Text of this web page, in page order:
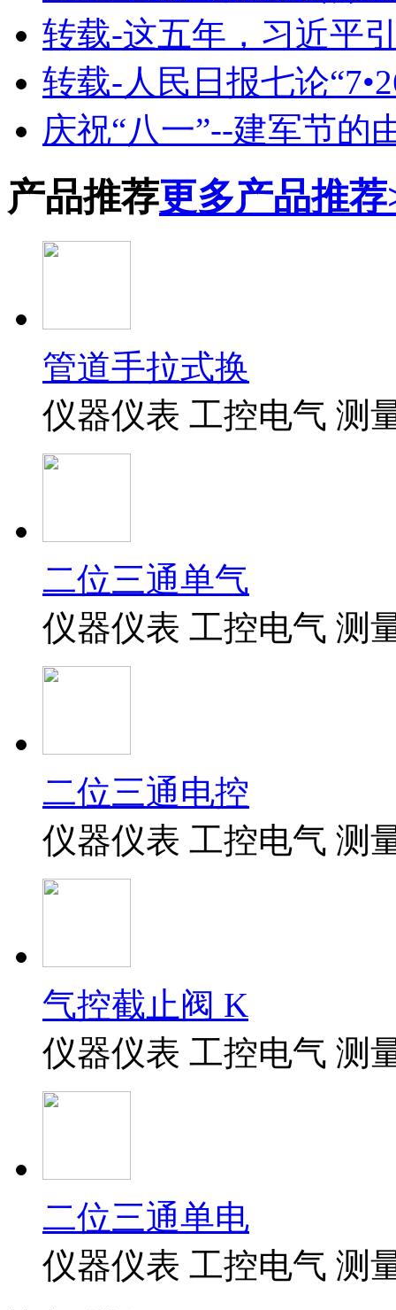
转载-这五年，习近平
转载-人民日报七论
庆祝“八一”--建军节的
产品推荐更多产品推荐
管道手拉式换
仪器仪表 工控电气 测
二位三通单气
仪器仪表 工控电气 测
二位三通电控
仪器仪表 工控电气 测
气控截止阀 K
仪器仪表 工控电气 测
二位三通单电
仪器仪表 工控电气 测